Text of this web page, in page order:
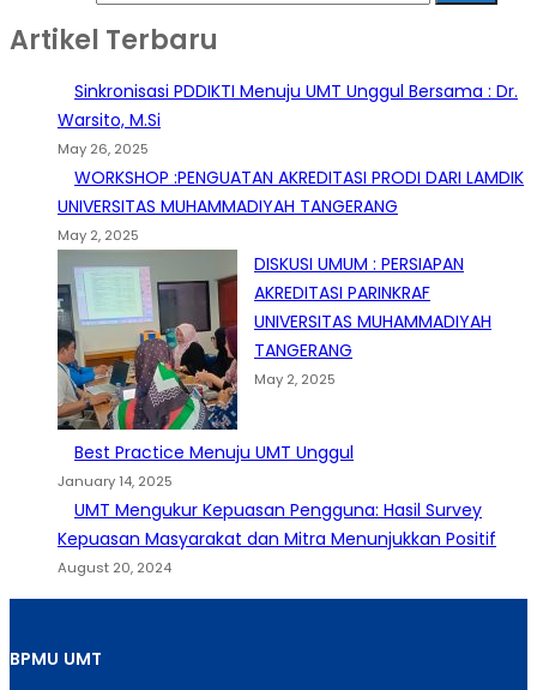
Artikel Terbaru
Sinkronisasi PDDIKTI Menuju UMT Unggul Bersama : Dr.
Warsito, M.Si
May 26, 2025
WORKSHOP :PENGUATAN AKREDITASI PRODI DARI LAMDIK
UNIVERSITAS MUHAMMADIYAH TANGERANG
May 2, 2025
DISKUSI UMUM : PERSIAPAN
AKREDITASI PARINKRAF
UNIVERSITAS MUHAMMADIYAH
TANGERANG
May 2, 2025
Best Practice Menuju UMT Unggul
January 14, 2025
UMT Mengukur Kepuasan Pengguna: Hasil Survey
Kepuasan Masyarakat dan Mitra Menunjukkan Positif
August 20, 2024
BPMU UMT